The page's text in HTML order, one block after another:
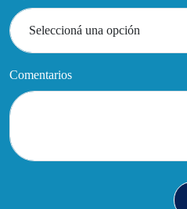
Comentarios